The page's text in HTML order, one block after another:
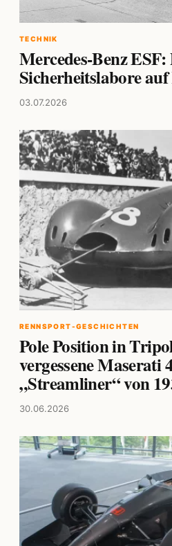
TECHNIK
Mercedes-Benz ESF:
Sicherheitslabore
03.07.2026
RENNSPORT-GESCHICHTEN
Pole Position in
vergessene Maserati
„Streamliner“ von
30.06.2026